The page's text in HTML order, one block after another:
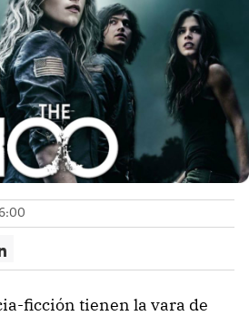
ficción tienen la vara de